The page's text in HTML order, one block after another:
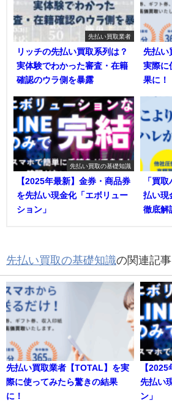
先払い買取業者
リッチの先払い買取系列は？
実体験でわかった審査・在籍
確認のウラ側を暴露
先払い
実際に
果に！
先払い買取の基礎知識
【2025年最新】金券・商品券
を先払い現金化「エボリュー
ション」
「買
払い現
徹底解
先払い買取の基礎知識の関連記事
先払い買取業者【TOTAL】を実
際に使ってみたら驚きの結果
に！
【
先払い
ン」